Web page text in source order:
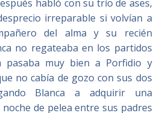
habló con su trío de ases,
irreparable si volvían a
del alma y su recién
no regateaba en los partidos
muy bien a Porfidio y
no cabía de gozo con sus dos
Blanca a adquirir una
de pelea entre sus padres